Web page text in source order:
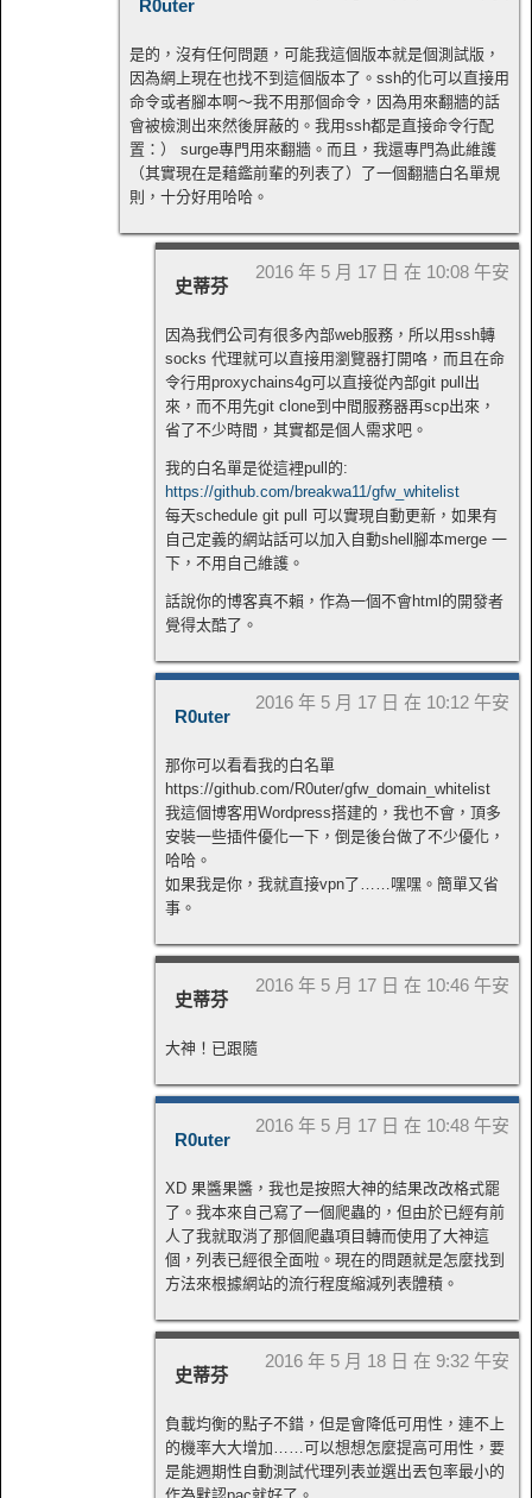
R0uter
是的，沒有任何問題，可能我這個版本就是個測試版，
因為網上現在也找不到這個版本了。ssh的化可以直接用
命令或者腳本啊～我不用那個命令，因為用來翻牆的話
會被檢測出來然後屏蔽的。我用ssh都是直接命令行配
置：） surge專門用來翻牆。而且，我還專門為此維護
（其實現在是藉鑑前輩的列表了）了一個翻牆白名單規
則，十分好用哈哈。
史蒂芬
2016 年 5 月 17 日 在 10:08 午安
因為我們公司有很多內部web服務，所以用ssh轉
socks 代理就可以直接用瀏覽器打開咯，而且在命
令行用proxychains4g可以直接從內部git pull出
來，而不用先git clone到中間服務器再scp出來，
省了不少時間，其實都是個人需求吧。
我的白名單是從這裡pull的:
https://github.com/breakwa11/gfw_whitelist
每天schedule git pull 可以實現自動更新，如果有
自己定義的網站話可以加入自動shell腳本merge 一
下，不用自己維護。
話說你的博客真不賴，作為一個不會html的開發者
覺得太酷了。
R0uter
2016 年 5 月 17 日 在 10:12 午安
那你可以看看我的白名單
https://github.com/R0uter/gfw_domain_whitelist
我這個博客用Wordpress搭建的，我也不會，頂多
安裝一些插件優化一下，倒是後台做了不少優化，
哈哈。
如果我是你，我就直接vpn了……嘿嘿。簡單又省
事。
史蒂芬
2016 年 5 月 17 日 在 10:46 午安
大神！已跟隨
R0uter
2016 年 5 月 17 日 在 10:48 午安
XD 果醬果醬，我也是按照大神的結果改改格式罷
了。我本來自己寫了一個爬蟲的，但由於已經有前
人了我就取消了那個爬蟲項目轉而使用了大神這
個，列表已經很全面啦。現在的問題就是怎麼找到
方法來根據網站的流行程度縮減列表體積。
史蒂芬
2016 年 5 月 18 日 在 9:32 午安
負載均衡的點子不錯，但是會降低可用性，連不上
的機率大大增加……可以想想怎麼提高可用性，要
是能週期性自動測試代理列表並選出丟包率最小的